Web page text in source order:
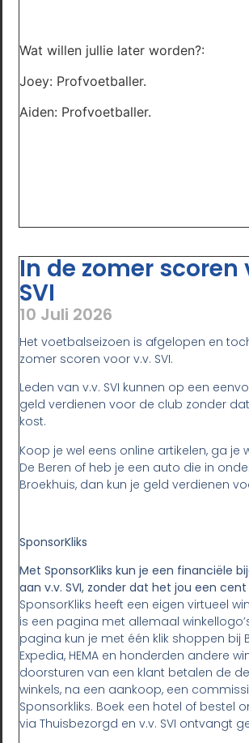
Wat willen jullie later worden?:
Joey: Profvoetballer.
Aiden: Profvoetballer.
In de zomer scoren
SVI
10 Juli 2026
Het voetbalseizoen is afgelopen en
zomer scoren voor v.v. SVI.
Leden van v.v. SVI kunnen op een
geld verdienen voor de club zonder
kost.
Koop je wel eens online artikelen, ga je
De Beren of heb je een auto die in
Broekhuis, dan kun je geld verdienen
SponsorKliks
Met SponsorKliks kun je een financiële
aan v.v. SVI, zonder dat het jou een
SponsorKliks heeft een eigen virtueel
is een pagina met allemaal
pagina kun je met één klik shoppen bij
Expedia, HEMA en honderden andere
doorsturen van een klant betalen de
winkels, na een aankoop, een
Sponsorkliks. Boek een hotel of bestel
via Thuisbezorgd en v.v. SVI ontvangt